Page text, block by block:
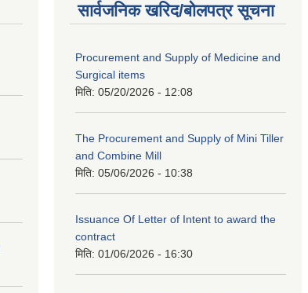
सार्वजनिक खरिद/बोलपत्र सूचना
Procurement and Supply of Medicine and
Surgical items
मिति: 05/20/2026 - 12:08
The Procurement and Supply of Mini Tiller
and Combine Mill
मिति: 05/06/2026 - 10:38
Issuance Of Letter of Intent to award the
contract
मिति: 01/06/2026 - 16:30